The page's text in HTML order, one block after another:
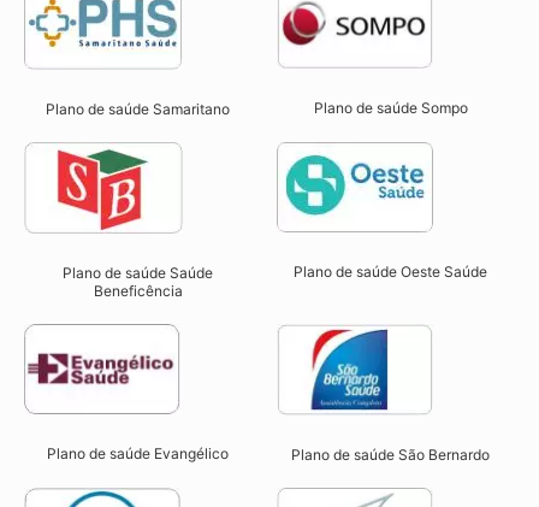
Plano de saúde Samaritano Plano de saúde Sompo
Plano de saúde Saúde
Beneficência
Plano de saúde Oeste Saúde
Plano de saúde Evangélico Plano de saúde São Bernardo